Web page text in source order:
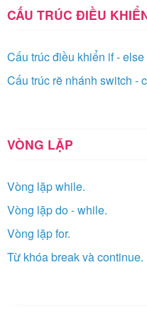
CẤU TRÚC ĐIỀU
Cấu trúc điều khiển if - else
Cấu trúc rẽ nhánh switch -
VÒNG LẶP
Vòng lặp while.
Vòng lặp do - while.
Vòng lặp for.
Từ khóa break và continue.